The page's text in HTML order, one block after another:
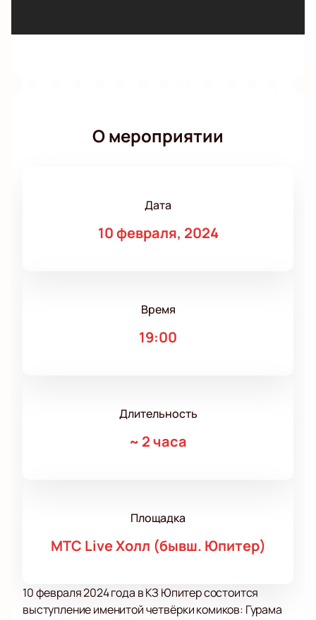
О мероприятии
Дата
10 февраля, 2024
Время
19:00
Длительность
~ 2 часа
Площадка
МТС Live Холл (бывш. Юпитер)
10 февраля 2024 года в КЗ Юпитер состоится
выступление именитой четвёрки комиков: Гурама